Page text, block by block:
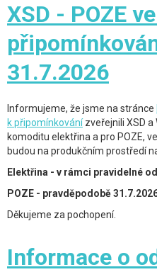
XSD - POZE
31.7.2026
Informujeme, že jsme na stránce
k připomínkovánízveřejnili XSD a
komoditu elektřina a pro POZE,
budou na produkčním prostředí
Elektřina - v rámci pravidelné
POZE - pravděpodobě
Děkujeme za pochopení.
Informace o